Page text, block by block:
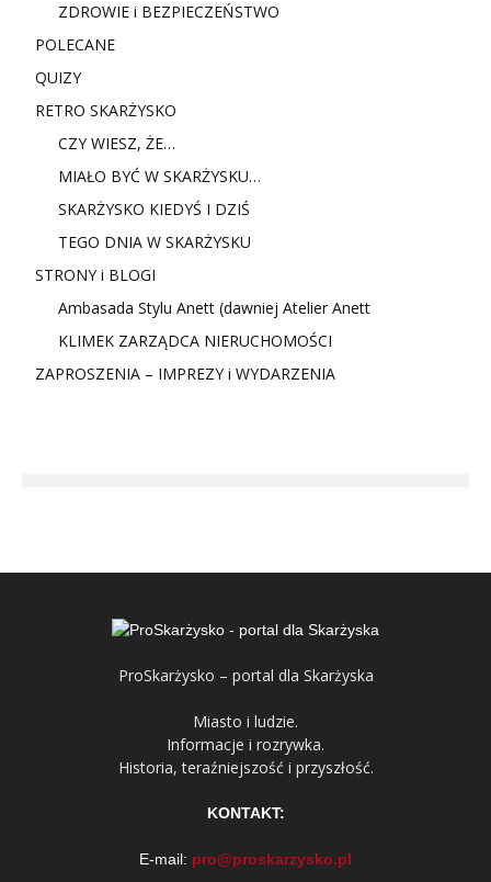
ZDROWIE i BEZPIECZEŃSTWO
POLECANE
QUIZY
RETRO SKARŻYSKO
CZY WIESZ, ŻE…
MIAŁO BYĆ W SKARŻYSKU…
SKARŻYSKO KIEDYŚ I DZIŚ
TEGO DNIA W SKARŻYSKU
STRONY i BLOGI
Ambasada Stylu Anett (dawniej Atelier Anett
KLIMEK ZARZĄDCA NIERUCHOMOŚCI
ZAPROSZENIA – IMPREZY i WYDARZENIA
ProSkarżysko – portal dla Skarżyska
Miasto i ludzie.
Informacje i rozrywka.
Historia, teraźniejszość i przyszłość.
KONTAKT:
E-mail: pro@proskarzysko.pl